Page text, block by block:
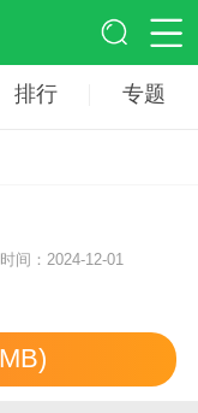
排行 专题
间：2024-12-01